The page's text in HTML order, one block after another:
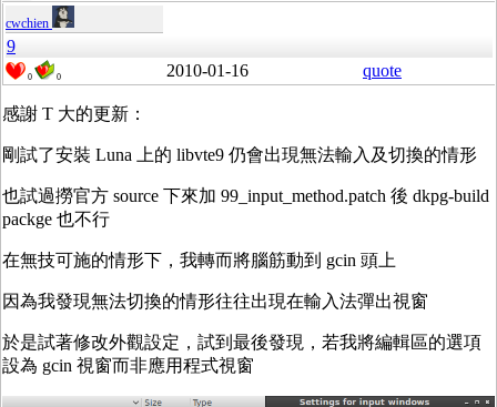
cwchien
9
0 0 2010-01-16 quote
感謝 T 大的更新：
剛試了安裝 Luna 上的 libvte9 仍會出現無法輸入及切換的情形
也試過撈官方 source 下來加 99_input_method.patch 後 dkpg-build
packge 也不行
在無技可施的情形下，我轉而將腦筋動到 gcin 頭上
因為我發現無法切換的情形往往出現在輸入法彈出視窗
於是試著修改外觀設定，試到最後發現，若我將編輯區的選項
設為 gcin 視窗而非應用程式視窗